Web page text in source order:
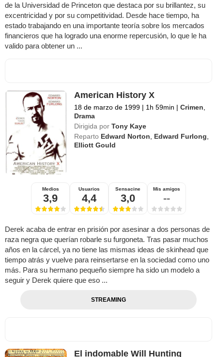
de la Universidad de Princeton que destaca por su brillantez, su
excentricidad y por su competitividad. Desde hace tiempo, ha
estado trabajando en una importante teoría sobre los mercados
financieros que ha logrado una enorme repercusión, lo que le ha
valido para obtener un ...
American History X
18 de marzo de 1999 | 1h 59min | Crimen
Drama
Dirigida por Tony Kaye
Reparto Edward Norton Edward Furlong
Elliott Gould
Medios
3,9
Usuarios
4,4
Sensacine
3,0
Mis amigos
--
Derek acaba de entrar en prisión por asesinar a dos personas de
raza negra que querían robarle su furgoneta. Tras pasar muchos
años en la cárcel, ya no tiene las mismas ideas de skinhead que
tiempo atrás y vuelve para reinsertarse en la sociedad como uno
más. Para su hermano pequeño siempre ha sido un modelo a
seguir y Derek quiere que eso ...
STREAMING
El indomable Will Hunting